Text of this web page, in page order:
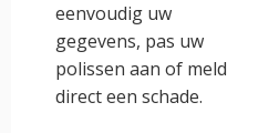
eenvoudig uw
gegevens, pas uw
polissen aan of meld
direct een schade.